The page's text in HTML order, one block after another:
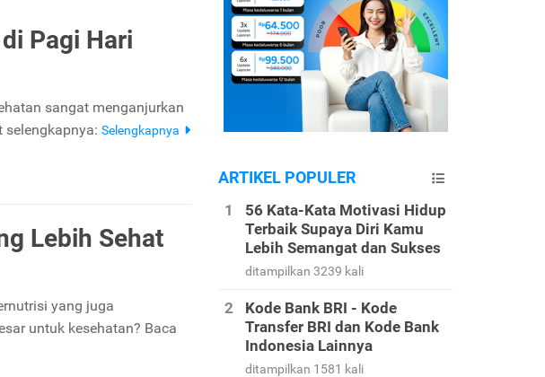
Pagi Hari
sangat menganjurkan
selengkapnya: Selengkapnya
Lebih Sehat
yang juga
untuk kesehatan? Baca
ARTIKEL POPULER
56 Kata-Kata Motivasi Hidup
Terbaik Supaya Diri Kamu
Lebih Semangat dan Sukses
ditampilkan 3239 kali
Kode Bank BRI - Kode
Transfer BRI dan Kode Bank
Indonesia Lainnya
ditampilkan 1581 kali